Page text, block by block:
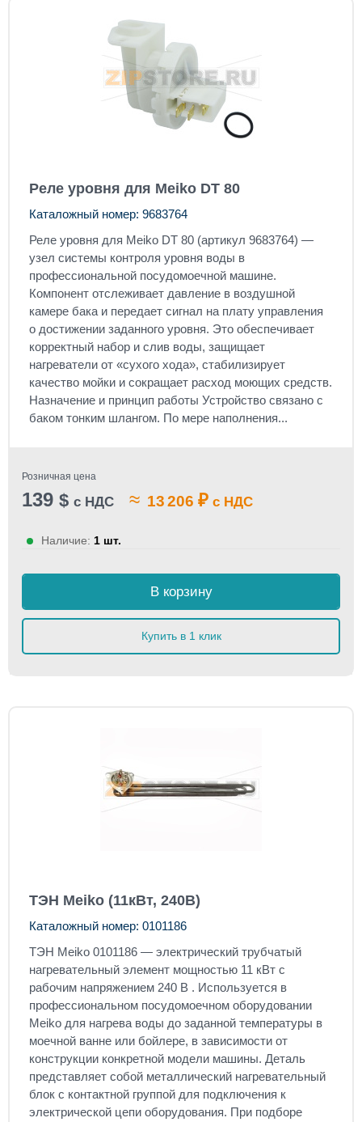
Реле уровня для Meiko DT 80
Каталожный номер: 9683764
Реле уровня для Meiko DT 80 (артикул 9683764) —
узел системы контроля уровня воды в
профессиональной посудомоечной машине.
Компонент отслеживает давление в воздушной
камере бака и передает сигнал на плату управления
о достижении заданного уровня. Это обеспечивает
корректный набор и слив воды, защищает
нагреватели от «сухого хода», стабилизирует
качество мойки и сокращает расход моющих средств.
Назначение и принцип работы Устройство связано с
баком тонким шлангом. По мере наполнения...
Розничная цена
139 $ с НДС ≈ 13 206 ₽ с НДС
Наличие: 1 шт.
В корзину
Купить в 1 клик
ТЭН Meiko (11кВт, 240В)
Каталожный номер: 0101186
ТЭН Meiko 0101186 — электрический трубчатый
нагревательный элемент мощностью 11 кВт с
рабочим напряжением 240 В . Используется в
профессиональном посудомоечном оборудовании
Meiko для нагрева воды до заданной температуры в
моечной ванне или бойлере, в зависимости от
конструкции конкретной модели машины. Деталь
представляет собой металлический нагревательный
блок с контактной группой для подключения к
электрической цепи оборудования. При подборе